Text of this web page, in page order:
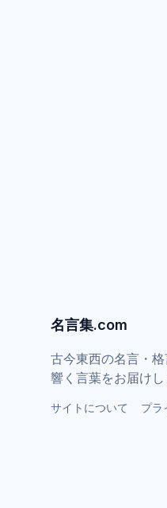
名言集.com
古今東西の名言・
響く言葉をお届けし
サイトについて プラ